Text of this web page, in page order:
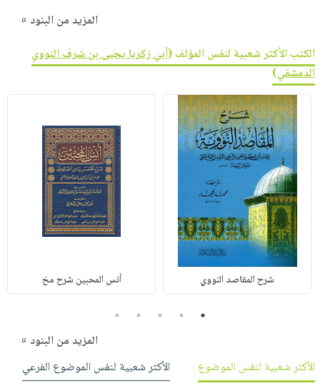
المزيد من البنود »
الكتب الأكثر شعبية لنفس المؤلف (أبي زكريا يحيى بن شرف النووي
الدمشقي)
شرح المقاصد النووي أنس المحبين شرح مخ
1
2
3
4
5
المزيد من البنود »
الأكثر شعبية لنفس الموضوع
الأكثر شعبية لنفس الموضوع الفرعي